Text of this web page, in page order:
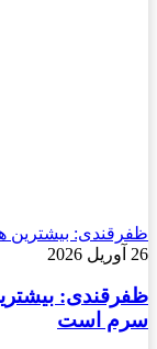
ظفرقندی: بیشترین
26 آوریل 2026
ظفرقندی:
سرم است